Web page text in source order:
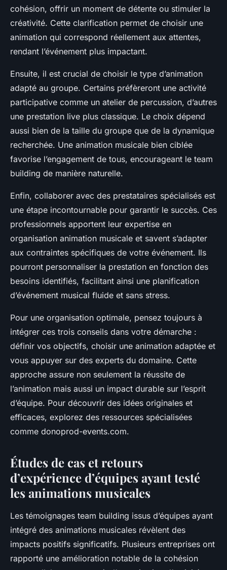
cohésion, offrir un moment de détente ou stimuler la
créativité. Cette clarification permet de choisir une
animation qui correspond réellement aux attentes,
rendant l’événement plus impactant.
Ensuite, il est crucial de choisir le type d’animation
adapté au groupe. Certains préfèreront une activité
participative comme un atelier de percussion, d’autres
une prestation live plus classique. Le choix dépend
aussi bien de la taille du groupe que de la dynamique
recherchée. Une animation musicale bien ciblée
favorise l’engagement de tous, encourageant le team
building de manière naturelle.
Enfin, collaborer avec des prestataires spécialisés est
une étape incontournable pour garantir le succès. Ces
professionnels apportent leur expertise en
organisation animation musicale et savent s’adapter
aux contraintes spécifiques de votre événement. Ils
pourront personnaliser la prestation en fonction des
besoins identifiés, facilitant ainsi une planification
d’événement musical fluide et sans stress.
Pour une organisation optimale, pensez toujours à
intégrer ces trois conseils dans votre démarche :
définir vos objectifs, choisir une animation adaptée et
vous appuyer sur des experts du domaine. Cette
approche assure non seulement la réussite de
l’animation mais aussi un impact durable sur l’esprit
d’équipe. Pour découvrir des idées originales et
efficaces, explorez des ressources spécialisées
comme donoprod-events.com.
Études de cas et retours
d’expérience d’équipes ayant testé
les animations musicales
Les témoignages team building issus d’équipes ayant
intégré des animations musicales révèlent des
impacts positifs significatifs. Plusieurs entreprises ont
rapporté une amélioration notable de la cohésion